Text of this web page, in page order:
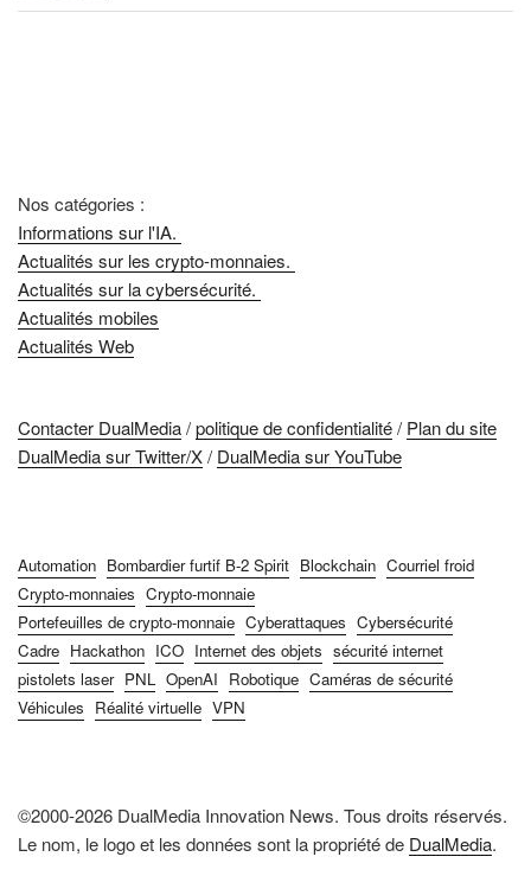
Nos catégories :
Informations sur l'IA.
Actualités sur les crypto-monnaies.
Actualités sur la cybersécurité.
Actualités mobiles
Actualités Web
Contacter DualMedia/politique de confidentialité/ Plan du site
DualMedia sur Twitter/X/ DualMedia sur YouTube
Automation Bombardier furtif B-2 Spirit Blockchain Courriel froid
Crypto-monnaies Crypto-monnaie
Portefeuilles de crypto-monnaie Cyberattaques Cybersécurité
Cadre Hackathon ICO Internet des objets sécurité internet
pistolets laser PNL OpenAI Robotique Caméras de sécurité
Véhicules Réalité virtuelle VPN
©2000-2026 DualMedia Innovation News. Tous droits réservés.
Le nom, le logo et les données sont la propriété de DualMedia.